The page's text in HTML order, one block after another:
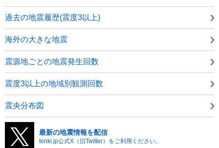
過去の地震履歴(震度3以上)
海外の大きな地震
震源地ごとの地震発生回数
震度3以上の地域別観測回数
震央分布図
最新の地震情報を配信
tenki.jp公式X（旧Twitter）をご利用ください。